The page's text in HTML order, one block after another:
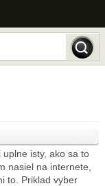
isty, ako sa to
nasiel na internete,
to. Priklad vyber